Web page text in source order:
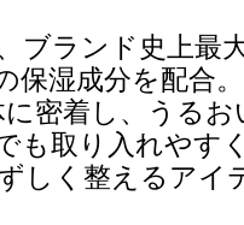
ブランド史上最
保湿成分を配合
密着し、うる
も取り入れやす
しく整えるアイ